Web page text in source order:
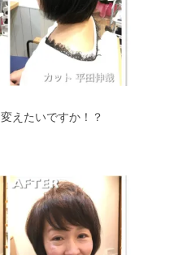
えたいですか！？